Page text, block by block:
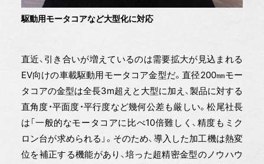
駆動用モータコアなど大型化に対応
直近、引き合いが増えているのは需要拡大が見込まれる
EV向けの車載駆動用モータコア金型だ。直径200㎜モー
タコアの金型は全長3m超えと大型に加え、製品に対する
直角度・平面度・平行度など幾何公差も厳しい。松尾社長
は「一般的なモータコアに比べ10倍難しく、精度もミク
ロン台が求められる」。そのため、導入した加工機は熱変
位を補正する機能があり、培った超精密金型のノウハウ